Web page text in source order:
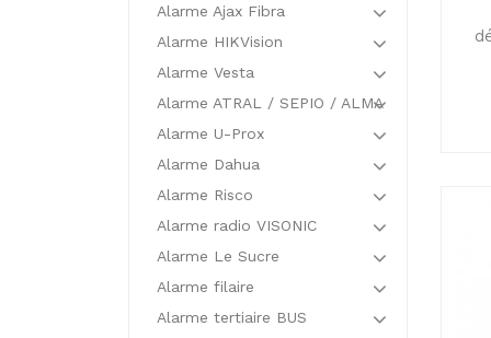
Alarme Ajax Fibra
Alarme HIKVision
Alarme Vesta
Alarme ATRAL / SEPIO / ALMA
Alarme U-Prox
Alarme Dahua
Alarme Risco
Alarme radio VISONIC
Alarme Le Sucre
Alarme filaire
Alarme tertiaire BUS